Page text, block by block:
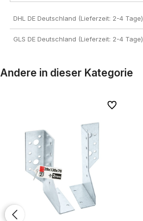
DHL DE Deutschland (Lieferzeit: 2-4 Tage)
GLS DE Deutschland (Lieferzeit: 2-4 Tage)
Andere in dieser Kategorie
Zu Favoriten
Zu Favoriten